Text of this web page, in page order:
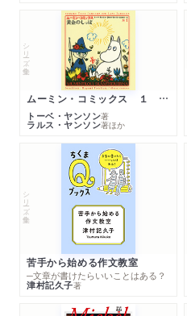
シリーズ・全集
ムーミン・コミックス １ 黄金のしっぽ
トーベ・ヤンソン著
ラルス・ヤンソン著ほか
シリーズ・全集
苦手から始める作文教室
─文章が書けたらいいことはある？
津村記久子著